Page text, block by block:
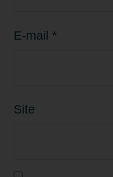
E-mail *
Site